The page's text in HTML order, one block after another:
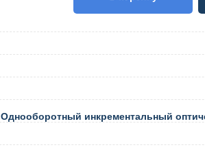
Однооборотный инкрементальный